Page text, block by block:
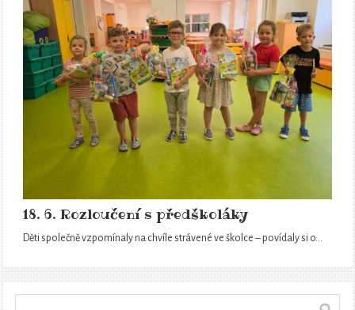
18. 6. Rozloučení s předškoláky
Děti společně vzpomínaly na chvíle strávené ve školce – povídaly si o…